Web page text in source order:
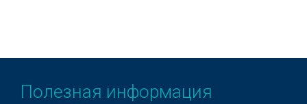
Полезная информация